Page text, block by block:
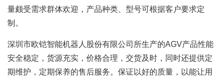
量颇受需求群体欢迎，产品种类、型号可根据客户要求定
制。
深圳市欧铠智能机器人股份有限公司所生产的AGV产品性能
安全稳定，货源充实，价格合理，交货及时，同时还提供定
期维护，定期保养的售后服务。保证以好的质量，以能让用